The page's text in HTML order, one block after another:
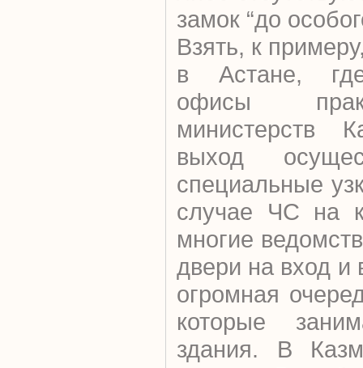
замок “до
Взять, к
в Астане,
офисы
министерств
выход
специальные
случае ЧС на
многие
двери на вход и
огромная
которые
здания. В